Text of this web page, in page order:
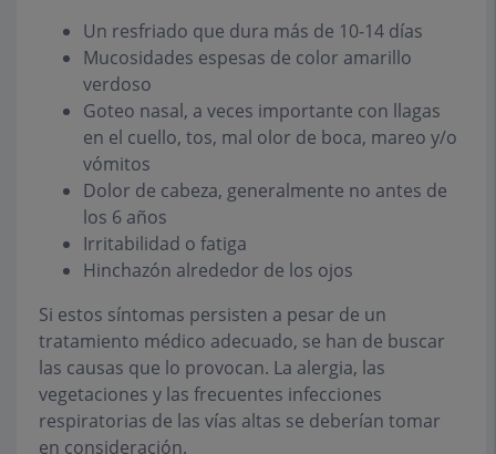
Un resfriado que dura más de 10-14 días
Mucosidades espesas de color amarillo
verdoso
Goteo nasal, a veces importante con llagas
en el cuello, tos, mal olor de boca, mareo y/o
vómitos
Dolor de cabeza, generalmente no antes de
los 6 años
Irritabilidad o fatiga
Hinchazón alrededor de los ojos
Si estos síntomas persisten a pesar de un
tratamiento médico adecuado, se han de buscar
las causas que lo provocan. La alergia, las
vegetaciones y las frecuentes infecciones
respiratorias de las vías altas se deberían tomar
en consideración.